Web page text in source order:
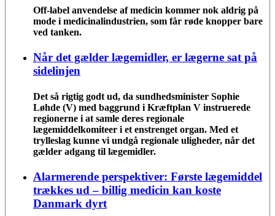
Off-label anvendelse af medicin kommer nok aldrig på
mode i medicinalindustrien, som får røde knopper bare
ved tanken.
Når det gælder lægemidler, er lægerne sat på
sidelinjen
Det så rigtig godt ud, da sundhedsminister Sophie
Løhde (V) med baggrund i Kræftplan V instruerede
regionerne i at samle deres regionale
lægemiddelkomiteer i et enstrenget organ. Med et
trylleslag kunne vi undgå regionale uligheder, når det
gælder adgang til lægemidler.
Alarmerende perspektiver: Første lægemiddel
trækkes ud – billig medicin kan koste
Danmark dyrt